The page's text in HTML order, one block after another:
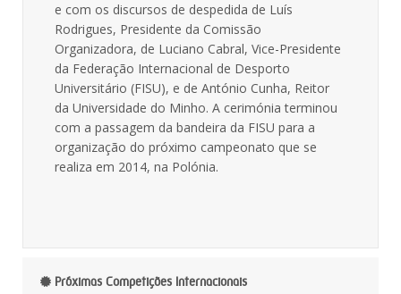
e com os discursos de despedida de Luís
Rodrigues, Presidente da Comissão
Organizadora, de Luciano Cabral, Vice-Presidente
da Federação Internacional de Desporto
Universitário (FISU), e de António Cunha, Reitor
da Universidade do Minho. A cerimónia terminou
com a passagem da bandeira da FISU para a
organização do próximo campeonato que se
realiza em 2014, na Polónia.
Próximas Competições Internacionais